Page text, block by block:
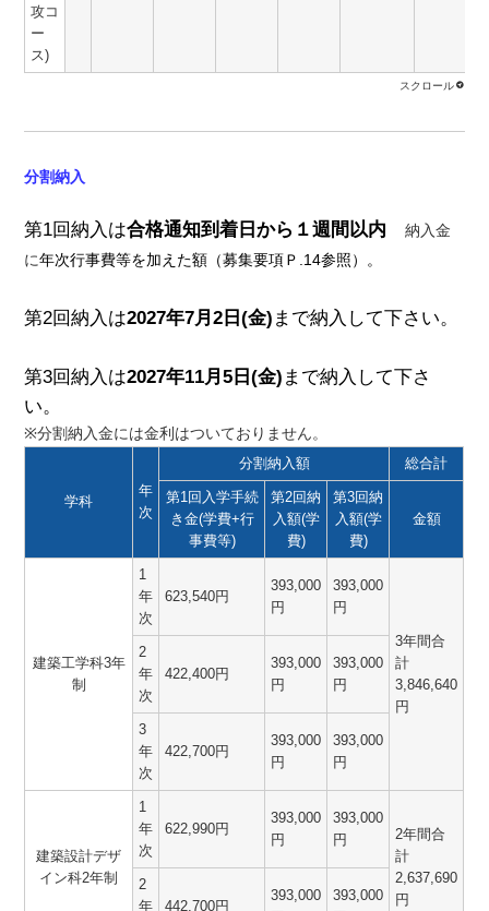
攻コ
ー
ス)
分割納入
第1回納入は合格通知到着日から１週間以内納入金
に年次行事費等を加えた額（募集要項Ｐ.14参照）。
第2回納入は2027年7月2日(金) まで納入して下さい。
第3回納入は2027年11月5日(金) まで納入して下さ
い。
※分割納入金には金利はついておりません。
学科
年
次
分割納入額 総合計
第1回入学手続
き金(学費+行
事費等)
第2回納
入額(学
費)
第3回納
入額(学
費)
金額
建築工学科3年
制
1
年
次
623,540円
393,000
円
393,000
円
3年間合
計
3,846,640
円
2
年
次
422,400円
393,000
円
393,000
円
3
年
次
422,700円
393,000
円
393,000
円
建築設計デザ
イン科2年制
1
年
次
622,990円
393,000
円
393,000
円
2年間合
計
2,637,690
円
2
年
442,700円
393,000
393,000